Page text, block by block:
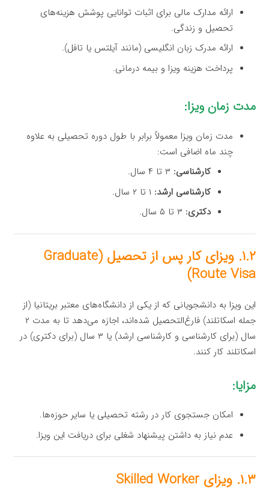
ارائه مدارک مالی برای اثبات توانایی پوشش هزینه‌های
تحصیل و زندگی.
ارائه مدرک زبان انگلیسی (مانند آیلتس یا تافل).
پرداخت هزینه ویزا و بیمه درمانی.
مدت زمان ویزا:
مدت زمان ویزا معمولاً برابر با طول دوره تحصیلی به علاوه
چند ماه اضافی است:
کارشناسی:
کارشناسی ارشد:
دکتری:
۱.۲. ویزای کار پس از تحصیل (Graduate
Route Visa)
این ویزا به دانشجویانی که از یکی از دانشگاه‌های معتبر بریتانیا (از
جمله اسکاتلند) فارغ‌التحصیل شده‌اند، اجازه می‌دهد تا به مدت ۲
سال (برای کارشناسی و کارشناسی ارشد) یا ۳ سال (برای دکتری) در
اسکاتلند کار کنند.
مزایا:
امکان جستجوی کار در رشته تحصیلی یا سایر حوزه‌ها.
عدم نیاز به داشتن پیشنهاد شغلی برای دریافت این ویزا.
۱.۳. ویزای Skilled Worker